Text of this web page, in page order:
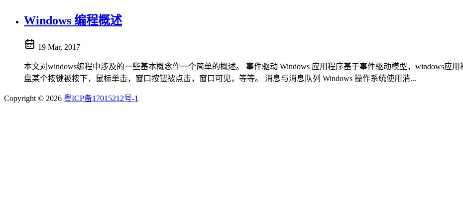
Windows 编程概述
19 Mar, 2017
本文对windows编程中涉及的一些基本概念作一个简单的概述。 事件驱动 Windows 应用程序基于事件驱动模型，windows应
盘某个按键被按下，鼠标单击，窗口按钮被点击，窗口可见，等等。 消息与消息队列 Windows 操作系统使用消...
Copyright © 2026 粤ICP备17015212号-1